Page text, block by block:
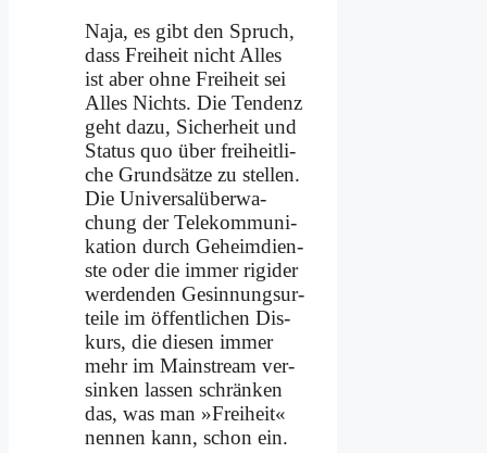
Na­ja, es gibt den Spruch,
dass Frei­heit nicht Al­les
ist aber oh­ne Frei­heit sei
Al­les Nichts. Die Ten­denz
geht da­zu, Si­cher­heit und
Sta­tus quo über frei­heit­li­
che Grund­sät­ze zu stel­len.
Die Uni­ver­sal­über­wa­
chung der Te­le­kom­mu­ni­
ka­ti­on durch Ge­heim­dien­
ste oder die im­mer ri­gi­der
wer­den­den Ge­sin­nungs­ur­
tei­le im öf­fent­li­chen Dis­
kurs, die die­sen im­mer
mehr im Main­stream ver­
sin­ken las­sen schrän­ken
das, was man »Frei­heit«
nen­nen kann, schon ein.